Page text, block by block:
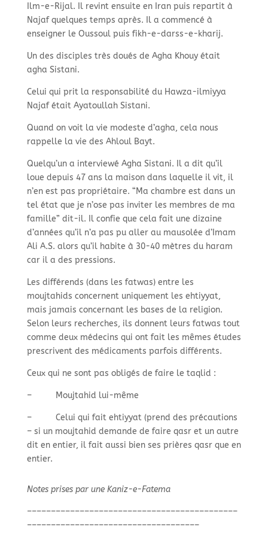
Ilm-e-Rijal. Il revint ensuite en Iran puis repartit à
Najaf quelques temps après. Il a commencé à
enseigner le Oussoul puis fikh-e-darss-e-kharij.
Un des disciples très doués de Agha Khouy était
agha Sistani.
Celui qui prit la responsabilité du Hawza-ilmiyya
Najaf était Ayatoullah Sistani.
Quand on voit la vie modeste d’agha, cela nous
rappelle la vie des Ahloul Bayt.
Quelqu’un a interviewé Agha Sistani. Il a dit qu’il
loue depuis 47 ans la maison dans laquelle il vit, il
n’en est pas propriétaire. “Ma chambre est dans un
tel état que je n’ose pas inviter les membres de ma
famille” dit-il. Il confie que cela fait une dizaine
d’années qu’il n’a pas pu aller au mausolée d’Imam
Ali A.S. alors qu’il habite à 30-40 mètres du haram
car il a des pressions.
Les différends (dans les fatwas) entre les
moujtahids concernent uniquement les ehtiyyat,
mais jamais concernant les bases de la religion.
Selon leurs recherches, ils donnent leurs fatwas tout
comme deux médecins qui ont fait les mêmes études
prescrivent des médicaments parfois différents.
Ceux qui ne sont pas obligés de faire le taqlid :
–Moujtahid lui-même
–Celui qui fait ehtiyyat (prend des précautions
– si un moujtahid demande de faire qasr et un autre
dit en entier, il fait aussi bien ses prières qasr que en
entier.
Notes prises par une Kaniz-e-Fatema
––––––––––––––––––––––––––––––––––––––––––––
––––––––––––––––––––––––––––––––––––